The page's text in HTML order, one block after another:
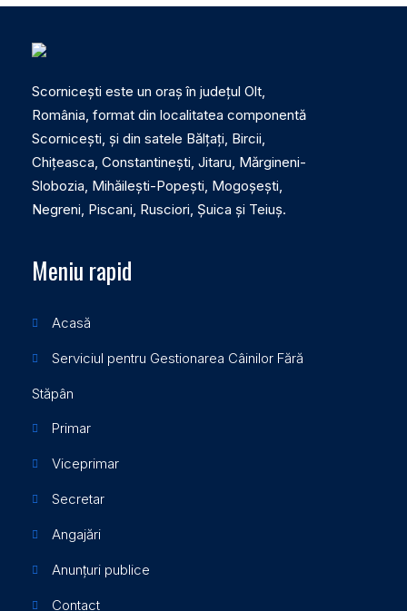
Scornicești este un oraș în județul Olt,
România, format din localitatea componentă
Scornicești, și din satele Bălțați, Bircii,
Chițeasca, Constantinești, Jitaru, Mărgineni-
Slobozia, Mihăilești-Popești, Mogoșești,
Negreni, Piscani, Rusciori, Șuica și Teiuș.
Meniu rapid
Acasă
Serviciul pentru Gestionarea Câinilor Fără
Stăpân
Primar
Viceprimar
Secretar
Angajări
Anunțuri publice
Contact